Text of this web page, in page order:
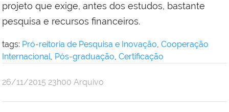
projeto que exige, antes dos estudos, bastante
pesquisa e recursos financeiros.
tags: Pró-reitoria de Pesquisa e Inovação, Cooperação
Internacional, Pós-graduação, Certificação
por
publicado
26/11/2015 23h00 Arquivo